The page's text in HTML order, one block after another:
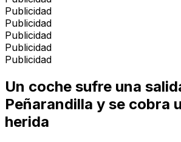
Publicidad
Publicidad
Publicidad
Publicidad
Publicidad
Un coche sufre una
Peñarandilla y se cobra
herida